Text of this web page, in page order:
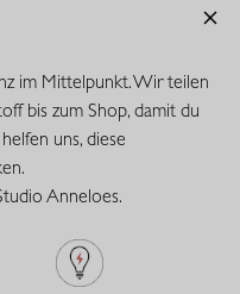
Medium hat eine
eine ausgewogene
Der Stoff trägt
und behält zuverlässig
mit eleganter
im Mittelpunkt. Wir teilen
bis zum Shop, damit du
uns, diese
Anneloes.